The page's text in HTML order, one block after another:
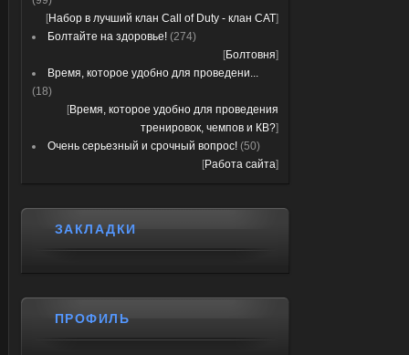
[Набор в лучший клан Call of Duty - клан CAT]
Болтайте на здоровье! (274)
[Болтовня]
Время, которое удобно для проведени...
(18)
[Время, которое удобно для проведения
тренировок, чемпов и КВ?]
Очень серьезный и срочный вопрос! (50)
[Работа сайта]
ЗАКЛАДКИ
ПРОФИЛЬ